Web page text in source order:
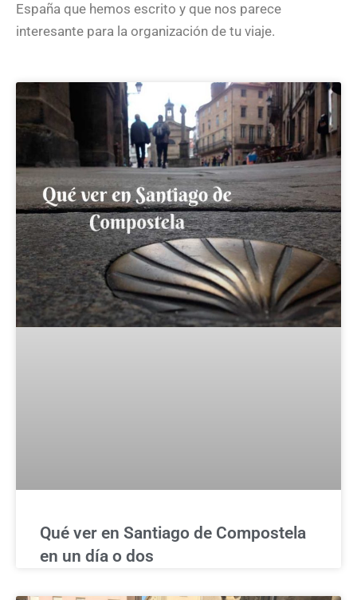
España que hemos escrito y que nos parece
interesante para la organización de tu viaje.
Qué ver en Santiago de Compostela
en un día o dos